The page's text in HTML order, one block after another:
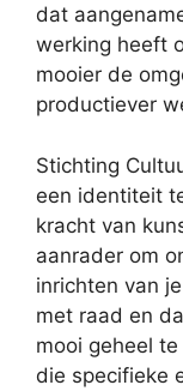
dat
werking heeft
mooier de
productiever
Stichting
een identiteit
kracht van
aanrader om
inrichten van
met raad en
mooi geheel
die specifieke